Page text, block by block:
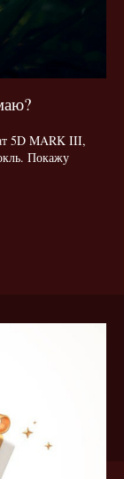
5D MARK III,
Покажу